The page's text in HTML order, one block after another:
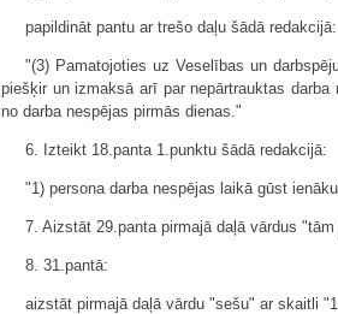
papildināt pantu ar trešo daļu šādā redakcijā:
"(3) Pamatojoties uz Veselības un
piešķir un izmaksā arī par nepārtrauktas
no darba nespējas pirmās dienas."
6. Izteikt 18.panta 1.punktu šādā redakcijā:
"1) persona darba nespējas laikā gūst
7. Aizstāt 29.panta pirmajā daļā vārdus
8. 31.pantā:
aizstāt pirmajā daļā vārdu "sešu" ar skaitli